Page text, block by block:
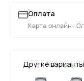
Оплата
Карта онлайн ·
Другие